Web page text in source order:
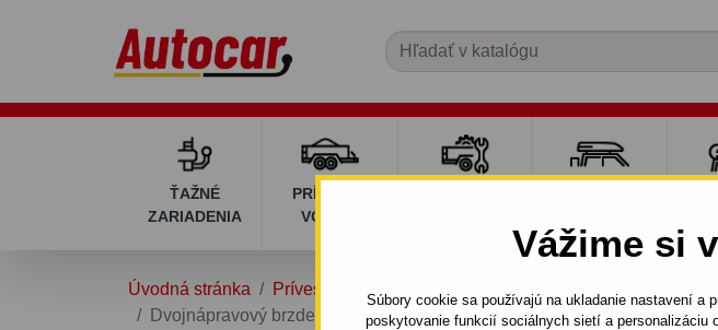
Vážime si
Súbory cookie sa používajú na ukladanie nastavení a
poskytovanie funkcií sociálnych sietí a personalizáciu
ŤAŽNÉ
ZARIADENIA
PRÍVESNÉ
VOZÍKY
Úvodná stránka Prívesné vozíky
Dvojnápravový brzdený prívesný vozík Cargo D 30.4